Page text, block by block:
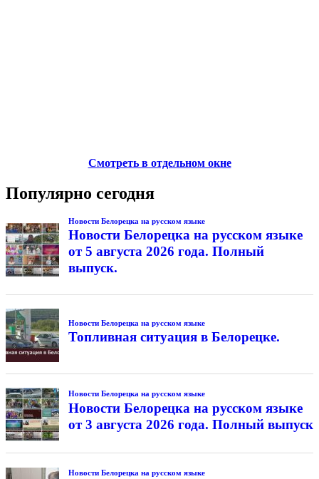
Смотреть в отдельном окне
Популярно сегодня
Новости Белорецка на русском языке
Новости Белорецка на русском языке
от 5 августа 2026 года. Полный
выпуск.
Новости Белорецка на русском языке
Топливная ситуация в Белорецке.
Новости Белорецка на русском языке
Новости Белорецка на русском языке
от 3 августа 2026 года. Полный выпуск
Новости Белорецка на русском языке